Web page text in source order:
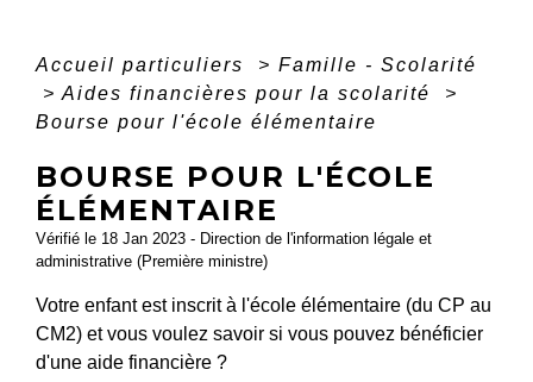
Accueil particuliers > Famille - Scolarité
> Aides financières pour la scolarité
>
Bourse pour l'école élémentaire
BOURSE POUR L'ÉCOLE
ÉLÉMENTAIRE
Vérifié le 18 Jan 2023 - Direction de l'information légale et
administrative (Première ministre)
Votre enfant est inscrit à l'école élémentaire (du CP au
CM2) et vous voulez savoir si vous pouvez bénéficier
d'une aide financière ?